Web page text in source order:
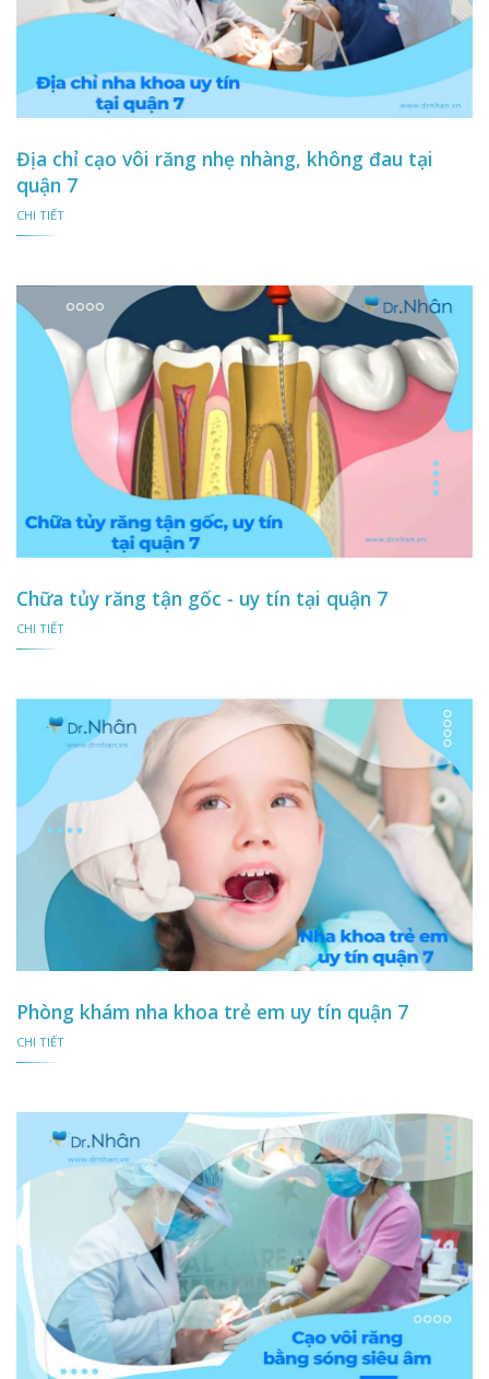
Địa chỉ cạo vôi răng nhẹ nhàng, không đau tại
quận 7
CHI TIẾT
Chữa tủy răng tận gốc - uy tín tại quận 7
CHI TIẾT
Phòng khám nha khoa trẻ em uy tín quận 7
CHI TIẾT